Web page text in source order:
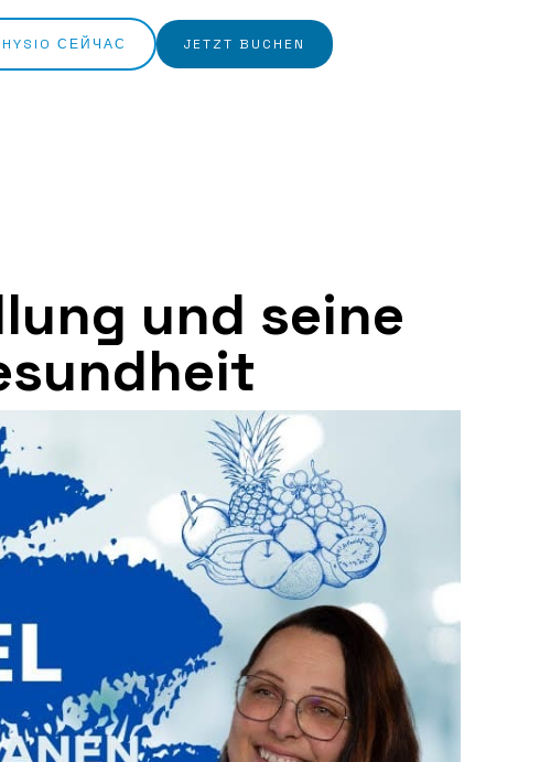
СЕЙЧАС JETZT BUCHEN
und seine